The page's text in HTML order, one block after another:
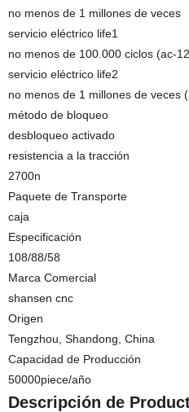
no menos de 1 millones de veces
servicio eléctrico life1
no menos de 100.000 ciclos (ac-
servicio eléctrico life2
no menos de 1 millones de veces
método de bloqueo
desbloqueo activado
resistencia a la tracción
2700n
Paquete de Transporte
caja
Especificación
108/88/58
Marca Comercial
shansen cnc
Origen
Tengzhou, Shandong, China
Capacidad de Producción
50000piece/año
Descripción de